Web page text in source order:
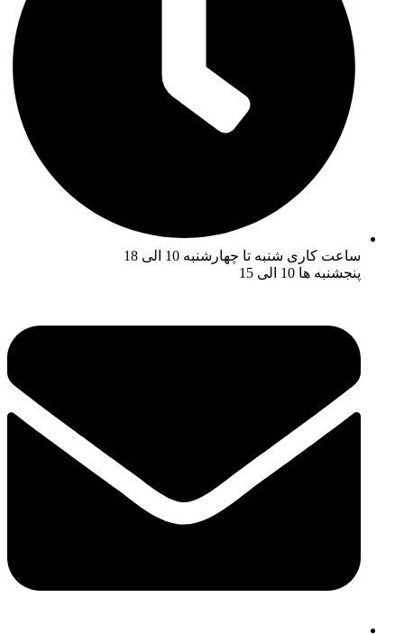
ساعت کاری شنبه تا چهارشنبه 10 الی 18
پنجشنبه ها 10 الی 15